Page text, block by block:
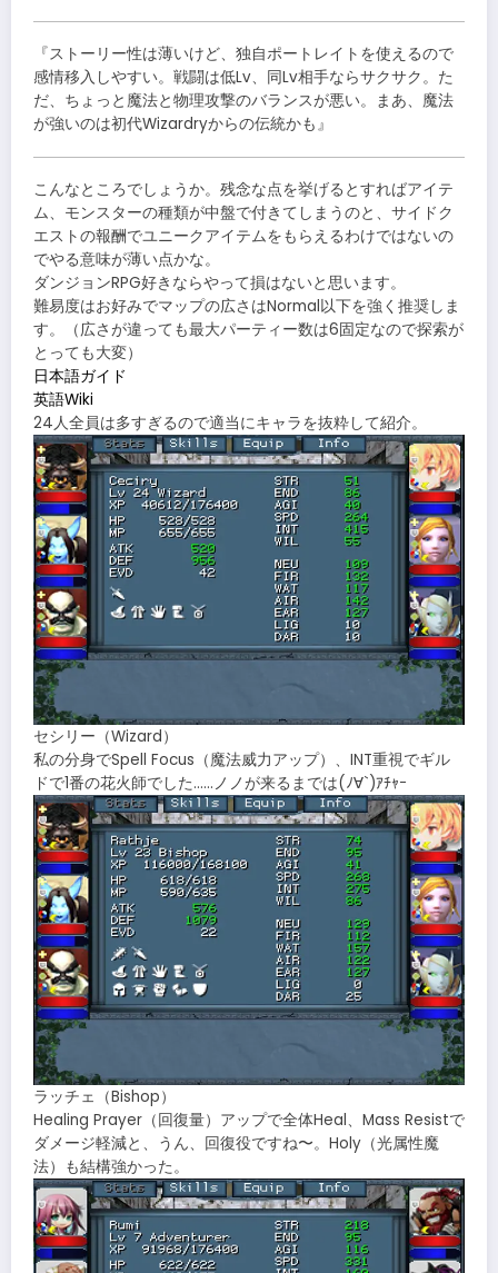
『ストーリー性は薄いけど、独自ポートレイトを使えるので
感情移入しやすい。戦闘は低Lv、同Lv相手ならサクサク。た
だ、ちょっと魔法と物理攻撃のバランスが悪い。まあ、魔法
が強いのは初代Wizardryからの伝統かも』
こんなところでしょうか。残念な点を挙げるとすればアイテ
ム、モンスターの種類が中盤で付きてしまうのと、サイドク
エストの報酬でユニークアイテムをもらえるわけではないの
でやる意味が薄い点かな。
ダンジョンRPG好きならやって損はないと思います。
難易度はお好みでマップの広さはNormal以下を強く推奨しま
す。（広さが違っても最大パーティー数は6固定なので探索が
とっても大変）
日本語ガイド
英語Wiki
24人全員は多すぎるので適当にキャラを抜粋して紹介。
セシリー（Wizard）
私の分身でSpell Focus（魔法威力アップ）、INT重視でギル
ドで1番の花火師でした……ノノが来るまでは(ﾉ∀`)ｱﾁｬｰ
ラッチェ（Bishop）
Healing Prayer（回復量）アップで全体Heal、Mass Resistで
ダメージ軽減と、うん、回復役ですね〜。Holy（光属性魔
法）も結構強かった。